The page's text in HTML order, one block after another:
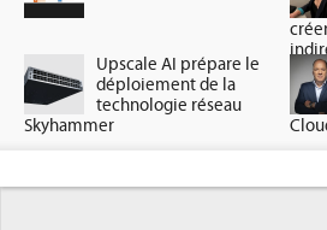
Upscale AI prépare le
déploiement de la
technologie réseau
Skyhammer